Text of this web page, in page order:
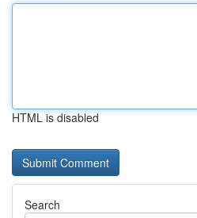
HTML is disabled
Search